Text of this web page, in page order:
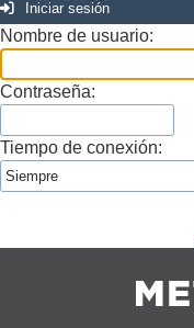
Iniciar sesión
Nombre de usuario:
Contraseña:
Tiempo de conexión: